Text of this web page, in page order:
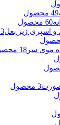
49 محصول
60 محصول
اسپری زیر بغل3 محصول
موی سر 18 محصول
صورت3 محصول